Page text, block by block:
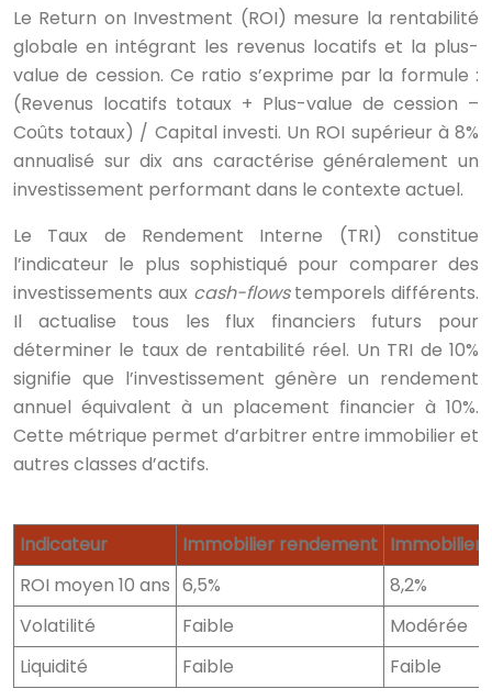
Le Return on Investment (ROI) mesure la rentabilité
globale en intégrant les revenus locatifs et la plus-
value de cession. Ce ratio s’exprime par la formule :
(Revenus locatifs totaux + Plus-value de cession –
Coûts totaux) / Capital investi. Un ROI supérieur à 8%
annualisé sur dix ans caractérise généralement un
investissement performant dans le contexte actuel.
Le Taux de Rendement Interne (TRI) constitue
l’indicateur le plus sophistiqué pour comparer des
investissements aux cash-flowstemporels différents.
Il actualise tous les flux financiers futurs pour
déterminer le taux de rentabilité réel. Un TRI de 10%
signifie que l’investissement génère un rendement
annuel équivalent à un placement financier à 10%.
Cette métrique permet d’arbitrer entre immobilier et
autres classes d’actifs.
Indicateur Immobilier rendement Immobilier
ROI moyen 10 ans 6,5%
8,2%
Volatilité
Faible
Modérée
Liquidité
Faible Faible